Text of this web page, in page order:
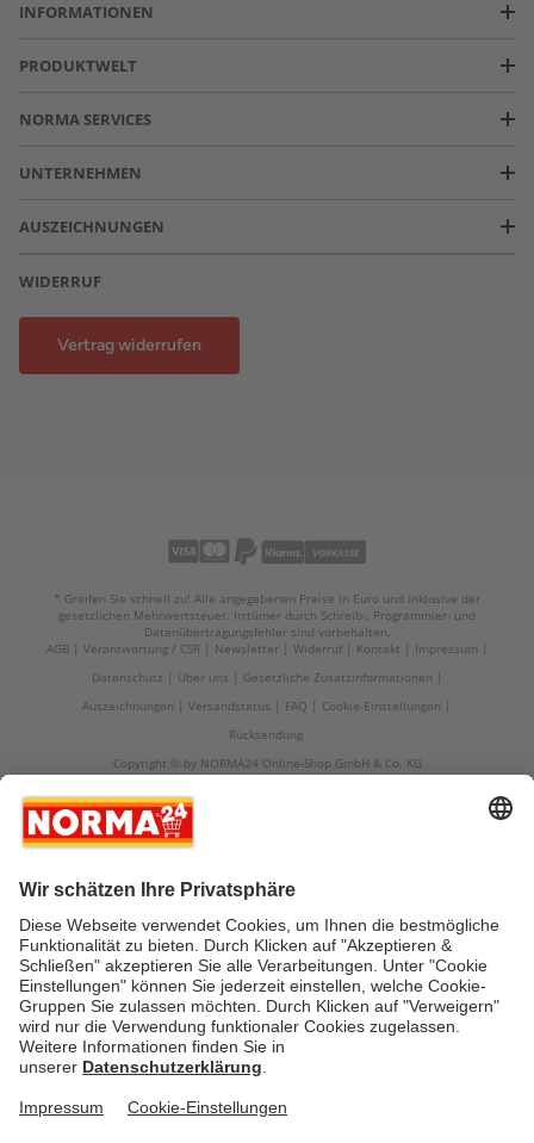
INFORMATIONEN
PRODUKTWELT
NORMA SERVICES
UNTERNEHMEN
AUSZEICHNUNGEN
WIDERRUF
Vertrag widerrufen
* Greifen Sie schnell zu! Alle angegebenen Preise in Euro und inklusive der
gesetzlichen Mehrwertsteuer. Irrtümer durch Schreib-, Programmier- und
Datenübertragungsfehler sind vorbehalten.
AGB
Verantwortung / CSR Newsletter Widerruf Kontakt
Impressum
Datenschutz
Über uns
Gesetzliche Zusatzinformationen
Auszeichnungen
Versandstatus FAQ
Cookie-Einstellungen
Rücksendung
Copyright © by NORMA24 Online-Shop GmbH & Co. KG